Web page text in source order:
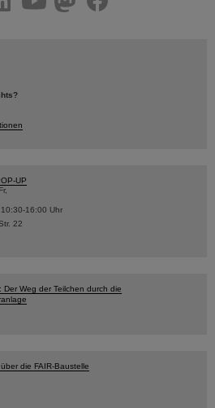
UP
16:00 Uhr
22
Der Weg der Teilchen durch die
die FAIR-Baustelle